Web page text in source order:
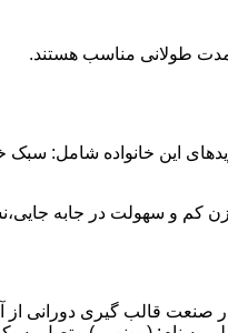
مدت طولانی مناسب هستند.
این صنعت را در اختیار دارد.متداول ترین گریدهای این
کم و سهولت در جابه
پلی اتیلن بود که در صنعت قالب گیری